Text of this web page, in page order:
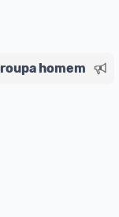
roupa homem